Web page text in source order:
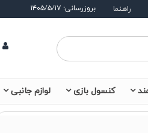
راهنما بروزرسانی: ۱۴۰۵/۵/۱۷
کنسول بازی لوازم جانبی